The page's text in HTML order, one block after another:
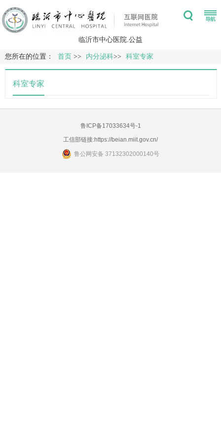
临沂市中心医院.公益
您所在的位置： 首页 >> 内分泌科>> 科室专家
科室专家
鲁ICP备17033634号-1
工信部链接:https://beian.miit.gov.cn/
鲁公网安备 37132302000140号